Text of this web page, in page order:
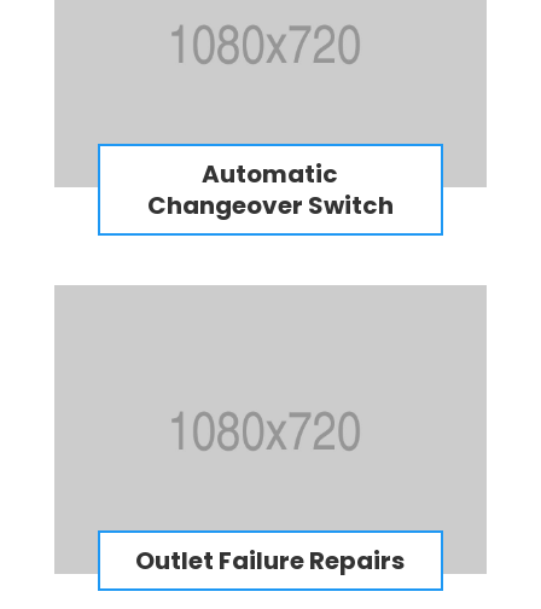
Automatic
Changeover Switch
Outlet Failure Repairs